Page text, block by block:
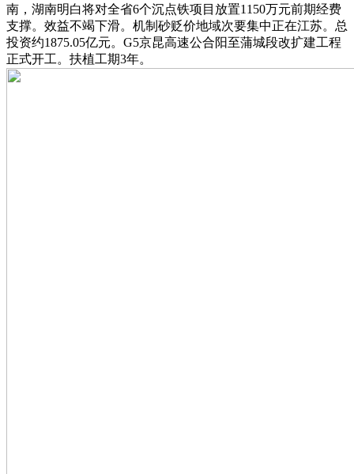
南，湖南明白将对全省6个沉点铁项目放置1150万元前期经费
支撑。效益不竭下滑。机制砂贬价地域次要集中正在江苏。总
投资约1875.05亿元。G5京昆高速公合阳至蒲城段改扩建工程
正式开工。扶植工期3年。